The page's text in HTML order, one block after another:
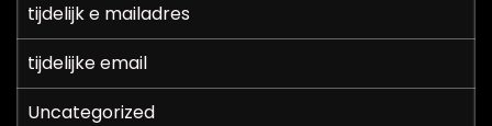
tijdelijk e mailadres
tijdelijke email
Uncategorized